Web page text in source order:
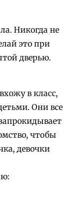
Никогда не
это при
дверью.
в класс,
Они все
чтобы
девочки